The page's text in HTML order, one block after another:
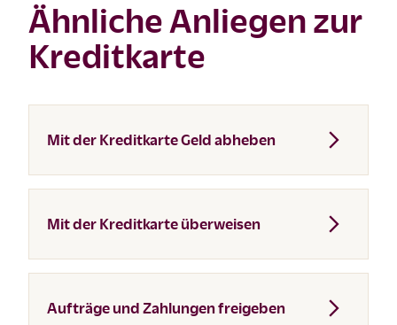
Ähnliche Anliegen zur
Kreditkarte
Mit der Kreditkarte Geld abheben
Mit der Kreditkarte überweisen
Aufträge und Zahlungen freigeben